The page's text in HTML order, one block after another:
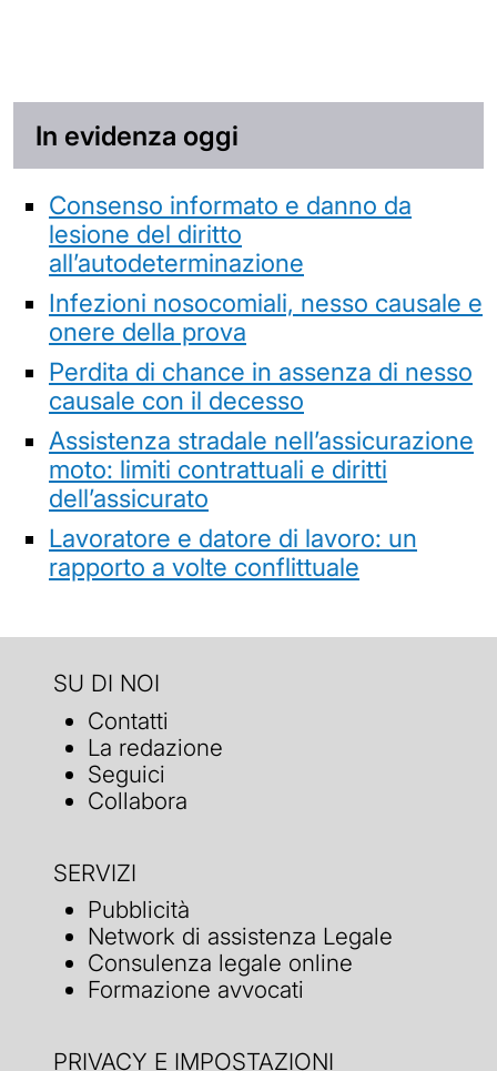
In evidenza oggi
Consenso informato e danno da
lesione del diritto
all’autodeterminazione
Infezioni nosocomiali, nesso causale e
onere della prova
Perdita di chance in assenza di nesso
causale con il decesso
Assistenza stradale nell’assicurazione
moto: limiti contrattuali e diritti
dell’assicurato
Lavoratore e datore di lavoro: un
rapporto a volte conflittuale
SU DI NOI
Contatti
La redazione
Seguici
Collabora
SERVIZI
Pubblicità
Network di assistenza Legale
Consulenza legale online
Formazione avvocati
PRIVACY E IMPOSTAZIONI